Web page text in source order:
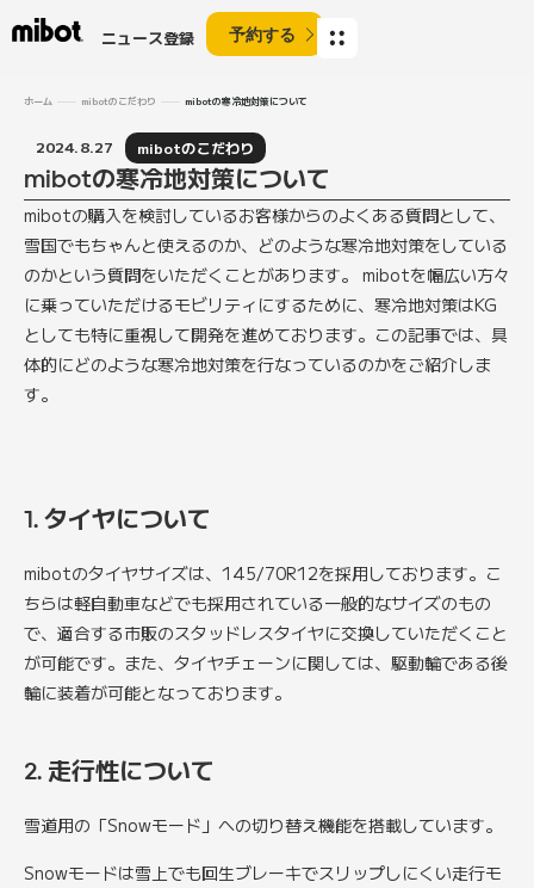
ニュース登録 予約する
ホーム mibotのこだわり mibotの寒冷地対策について
2024.8.27 mibotのこだわり
mibotの寒冷地対策について
mibotの購入を検討しているお客様からのよくある質問として、
雪国でもちゃんと使えるのか、どのような寒冷地対策をしている
のかという質問をいただくことがあります。 mibotを幅広い方々
に乗っていただけるモビリティにするために、寒冷地対策はKG
としても特に重視して開発を進めております。この記事では、具
体的にどのような寒冷地対策を行なっているのかをご紹介しま
す。
1. タイヤについて
mibotのタイヤサイズは、145/70R12を採用しております。こ
ちらは軽自動車などでも採用されている一般的なサイズのもの
で、適合する市販のスタッドレスタイヤに交換していただくこと
が可能です。また、タイヤチェーンに関しては、駆動輪である後
輪に装着が可能となっております。
2. 走行性について
雪道用の「Snowモード」への切り替え機能を搭載しています。
Snowモードは雪上でも回生ブレーキでスリップしにくい走行モ